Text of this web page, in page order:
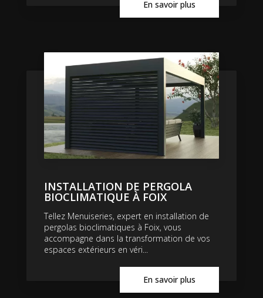
En savoir plus
INSTALLATION DE PERGOLA
BIOCLIMATIQUE À FOIX
Tellez Menuiseries, expert en installation de
pergolas bioclimatiques à Foix, vous
accompagne dans la transformation de vos
espaces extérieurs en véri...
En savoir plus